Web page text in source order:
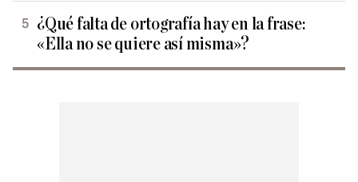
¿Qué falta de ortografía hay en la frase:
«Ella no se quiere así misma»?